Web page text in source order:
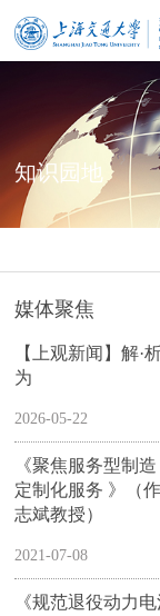
知识园地
媒体聚焦
【上观新闻】解
为
2026-05-22
《聚焦服务型制
定制化服务 》（
志斌教授）
2021-07-08
《规范退役动力